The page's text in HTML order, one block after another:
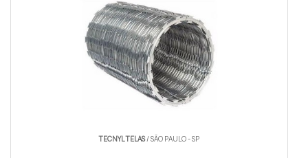
TECNYL TELAS/ SÃO PAULO - SP